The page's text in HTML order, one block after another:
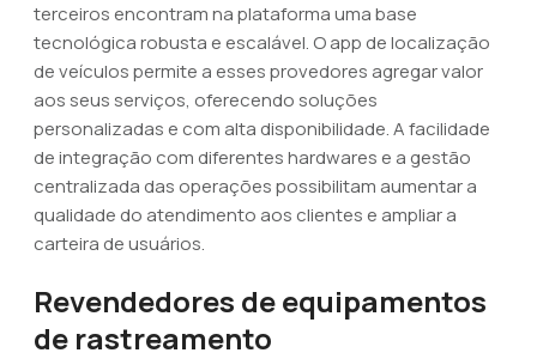
terceiros encontram na plataforma uma base
tecnológica robusta e escalável. O app de localização
de veículos permite a esses provedores agregar valor
aos seus serviços, oferecendo soluções
personalizadas e com alta disponibilidade. A facilidade
de integração com diferentes hardwares e a gestão
centralizada das operações possibilitam aumentar a
qualidade do atendimento aos clientes e ampliar a
carteira de usuários.
Revendedores de equipamentos
de rastreamento